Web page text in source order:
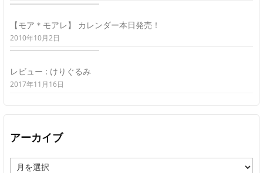
【モア＊モアレ】 カレンダー本日発売！
2010年10月2日
レビュー : けりぐるみ
2017年11月16日
アーカイブ